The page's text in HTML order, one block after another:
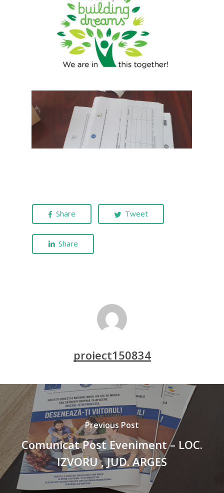
Share Tweet
Share
proiect150834
Previous Post
Comunicat Post Eveniment – LOC.
IZVORU , JUD. ARGES